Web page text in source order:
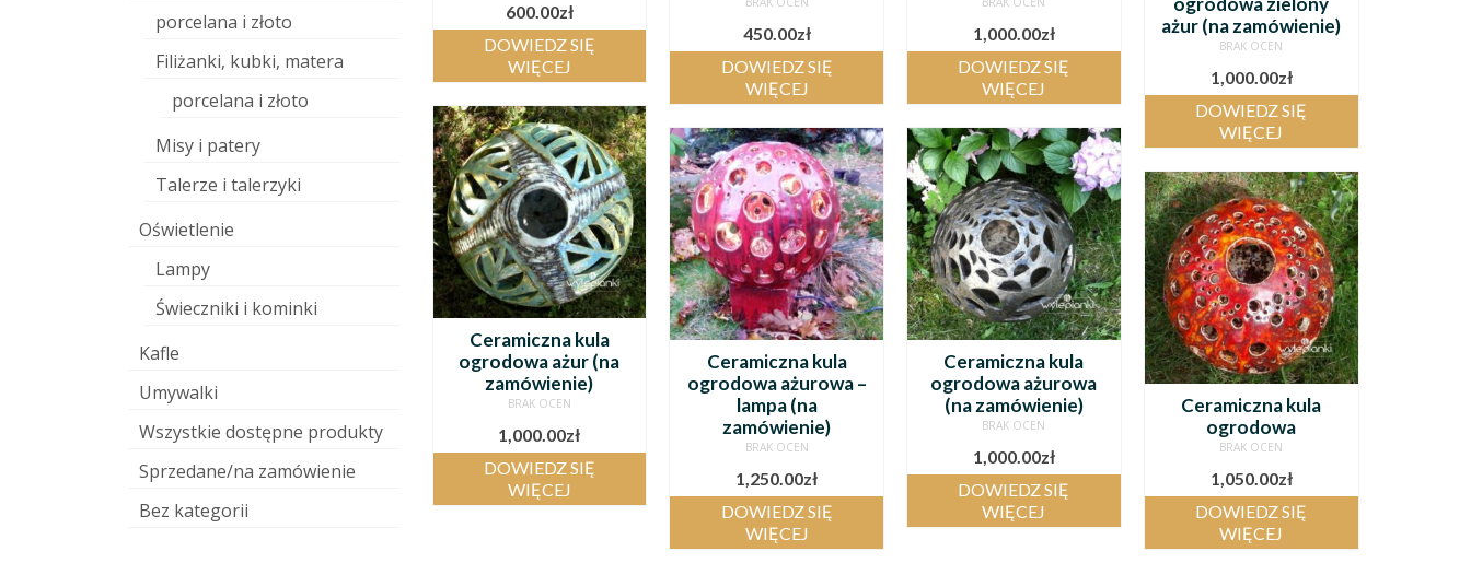
600.00zł
DOWIEDZ SIĘ
WIĘCEJ
450.00zł
DOWIEDZ SIĘ
WIĘCEJ
1,000.00zł
DOWIEDZ SIĘ
WIĘCEJ
ażur (na zamówienie)
BRAK OCEN
1,000.00zł
DOWIEDZ SIĘ
WIĘCEJ
Ceramiczna kula
ogrodowa ażur (na
zamówienie)
BRAK OCEN
1,000.00zł
DOWIEDZ SIĘ
WIĘCEJ
Ceramiczna kula
ogrodowa ażurowa –
lampa (na
zamówienie)
BRAK OCEN
1,250.00zł
DOWIEDZ SIĘ
WIĘCEJ
Ceramiczna kula
ogrodowa ażurowa
(na zamówienie)
BRAK OCEN
1,000.00zł
DOWIEDZ SIĘ
WIĘCEJ
Ceramiczna kula
ogrodowa
BRAK OCEN
1,050.00zł
DOWIEDZ SIĘ
WIĘCEJ
porcelana i złoto
Filiżanki, kubki, matera
porcelana i złoto
Misy i patery
Talerze i talerzyki
Oświetlenie
Lampy
Świeczniki i kominki
Kafle
Umywalki
Wszystkie dostępne produkty
Sprzedane/na zamówienie
Bez kategorii